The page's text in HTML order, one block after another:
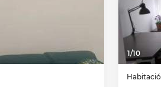
1/10
Habitació